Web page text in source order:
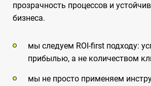
прозрачность процессов и
бизнеса.
мы следуем ROI-first подходу:
прибылью, а не количеством
мы не просто применяем